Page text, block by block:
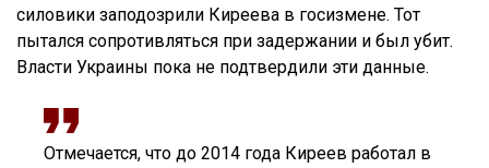
силовики заподозрили Киреева в госизмене. Тот
пытался сопротивляться при задержании и был убит.
Власти Украины пока не подтвердили эти данные.
Отмечается, что до 2014 года Киреев работал в